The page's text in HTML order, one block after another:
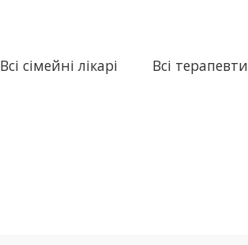
Всі сімейні лікарі Всі терапевти